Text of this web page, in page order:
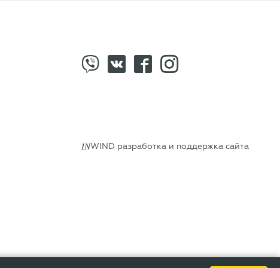
INWIND разработка и поддержка сайта